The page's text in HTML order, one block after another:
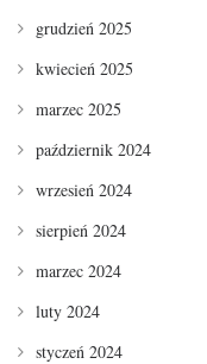
grudzień 2025
kwiecień 2025
marzec 2025
październik 2024
wrzesień 2024
sierpień 2024
marzec 2024
luty 2024
styczeń 2024